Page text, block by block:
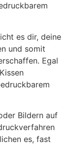
es dir, deine
und somit
Egal
Bildern auf
es, fast